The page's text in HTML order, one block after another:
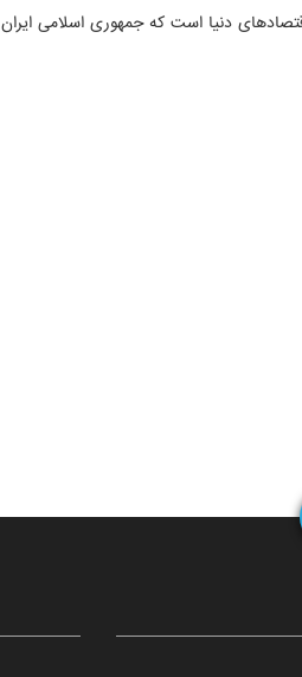
با ۷۶ کشور عضو و با حضور بزرگترین اقتصادهای دنیا است که جمهوری اسلامی ایران